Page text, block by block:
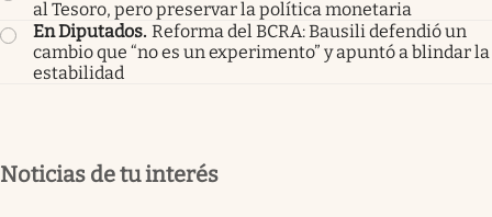
al Tesoro, pero preservar la política monetaria
En Diputados. Reforma del BCRA: Bausili defendió un
cambio que “no es un experimento” y apuntó a blindar la
estabilidad
Noticias de tu interés